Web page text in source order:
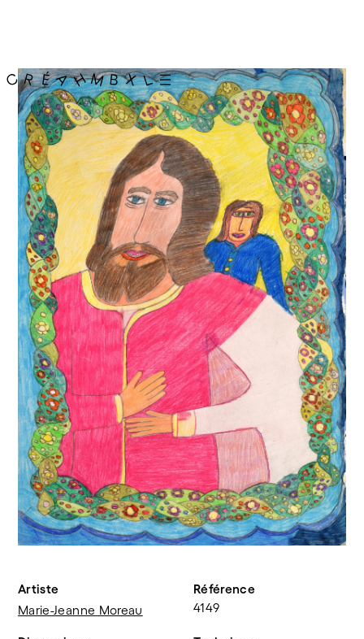
Artiste
Marie-Jeanne Moreau
Référence
4149